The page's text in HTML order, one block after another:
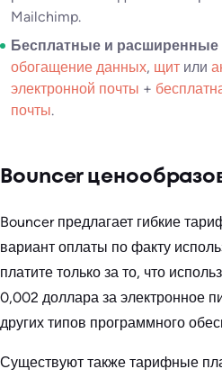
Mailchimp.
Бесплатные и расширенные
обогащение данных, щит или
электронной почты +
почты.
Bouncer
Bouncer предлагает гибкие
вариант оплаты по факту
платите только за то, что
0,002 доллара за электронное
других типов программного
Существуют также тарифные